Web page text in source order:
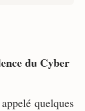
du Cyber
quelques